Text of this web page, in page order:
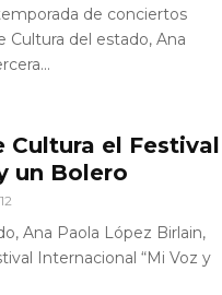
de conciertos
Cultura del estado, Ana
Cultura el Festival
un Bolero
12
Ana Paola López Birlain,
Internacional “Mi Voz y